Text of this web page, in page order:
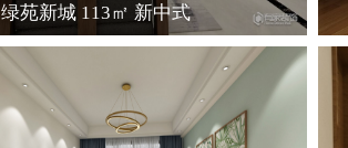
绿苑新城 113㎡ 新中式